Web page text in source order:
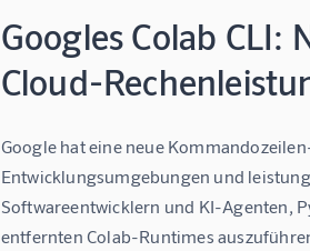
Googles Colab
Cloud-
Google hat eine neue
Entwicklungsumgebungen und
Softwareentwicklern und KI-Agenten,
entfernten Colab-Runtimes